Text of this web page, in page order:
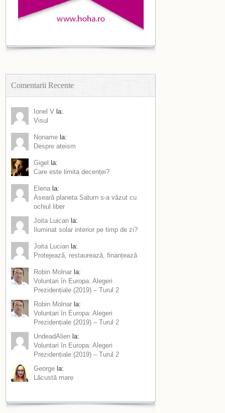
Comentarii Recente
Ionel V la:
Visul
Noname la:
Despre ateism
Gigel
la:
Care este limita decenței?
Elena la:
Aseară planeta Saturn s-a văzut cu
ochiul liber
Joita Luican la:
Iluminat solar interior pe timp de zi?
Joita Lucian la:
Protejează, restaurează, finanțează
Robin Molnar la:
Voluntari în Europa: Alegeri
Prezidențiale (2019) – Turul 2
Robin Molnar la:
Voluntari în Europa: Alegeri
Prezidențiale (2019) – Turul 2
UndeadAlien la:
Voluntari în Europa: Alegeri
Prezidențiale (2019) – Turul 2
George la:
Lăcustă mare